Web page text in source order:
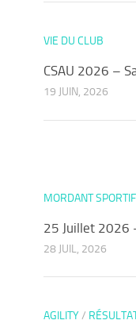
VIE DU CLUB
CSAU 2026 –
19 JUIN, 2026
MORDANT SPORTIF
25 Juillet 2026
28 JUIL, 2026
AGILITY/